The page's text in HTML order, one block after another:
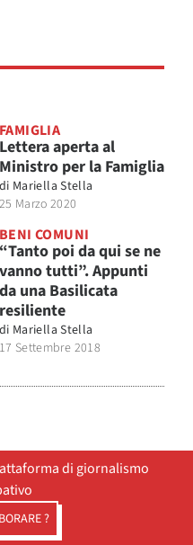
FAMIGLIA
Lettera aperta al
Ministro per la Famiglia
di Mariella Stella
25 Marzo 2020
BENI COMUNI
“Tanto poi da qui se ne
vanno tutti”. Appunti
da una Basilicata
resiliente
di Mariella Stella
17 Settembre 2018
di giornalismo
?